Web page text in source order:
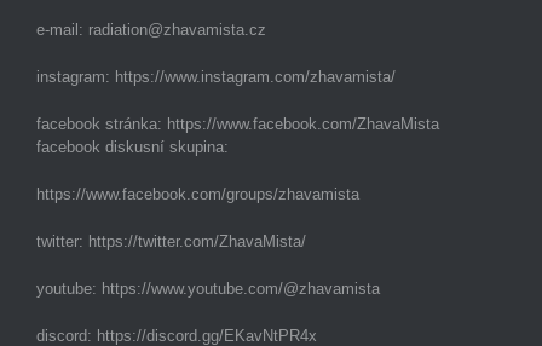
e-mail: radiation@zhavamista.cz
instagram: https://www.instagram.com/zhavamista/
facebook stránka: https://www.facebook.com/ZhavaMista
facebook diskusní skupina:
https://www.facebook.com/groups/zhavamista
twitter: https://twitter.com/ZhavaMista/
youtube: https://www.youtube.com/@zhavamista
discord: https://discord.gg/EKavNtPR4x